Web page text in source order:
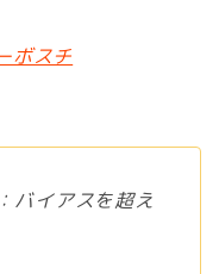
ボスチ
バイアスを超え